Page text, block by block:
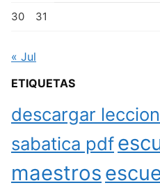
30 31
« Jul
ETIQUETAS
descargar
sabatica pdf
maestros